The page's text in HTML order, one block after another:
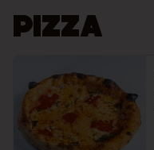
PIZZA